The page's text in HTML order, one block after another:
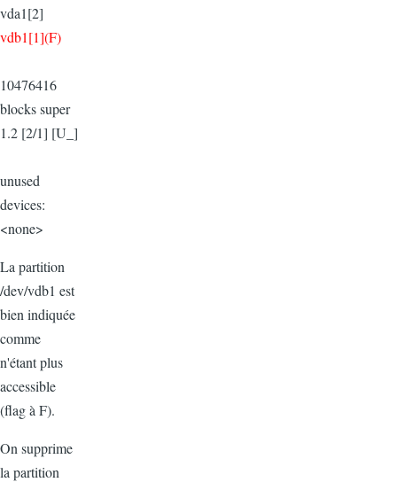
vda1[2]
vdb1[1](F)
10476416
blocks super
1.2 [2/1] [U_]
unused
devices:
<none>
La partition
/dev/vdb1 est
bien indiquée
comme
n'étant plus
accessible
(flag à F).
On supprime
la partition